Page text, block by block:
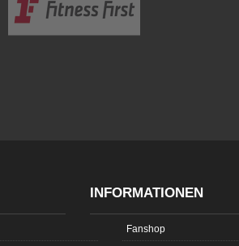
INFORMATIONEN
Fanshop